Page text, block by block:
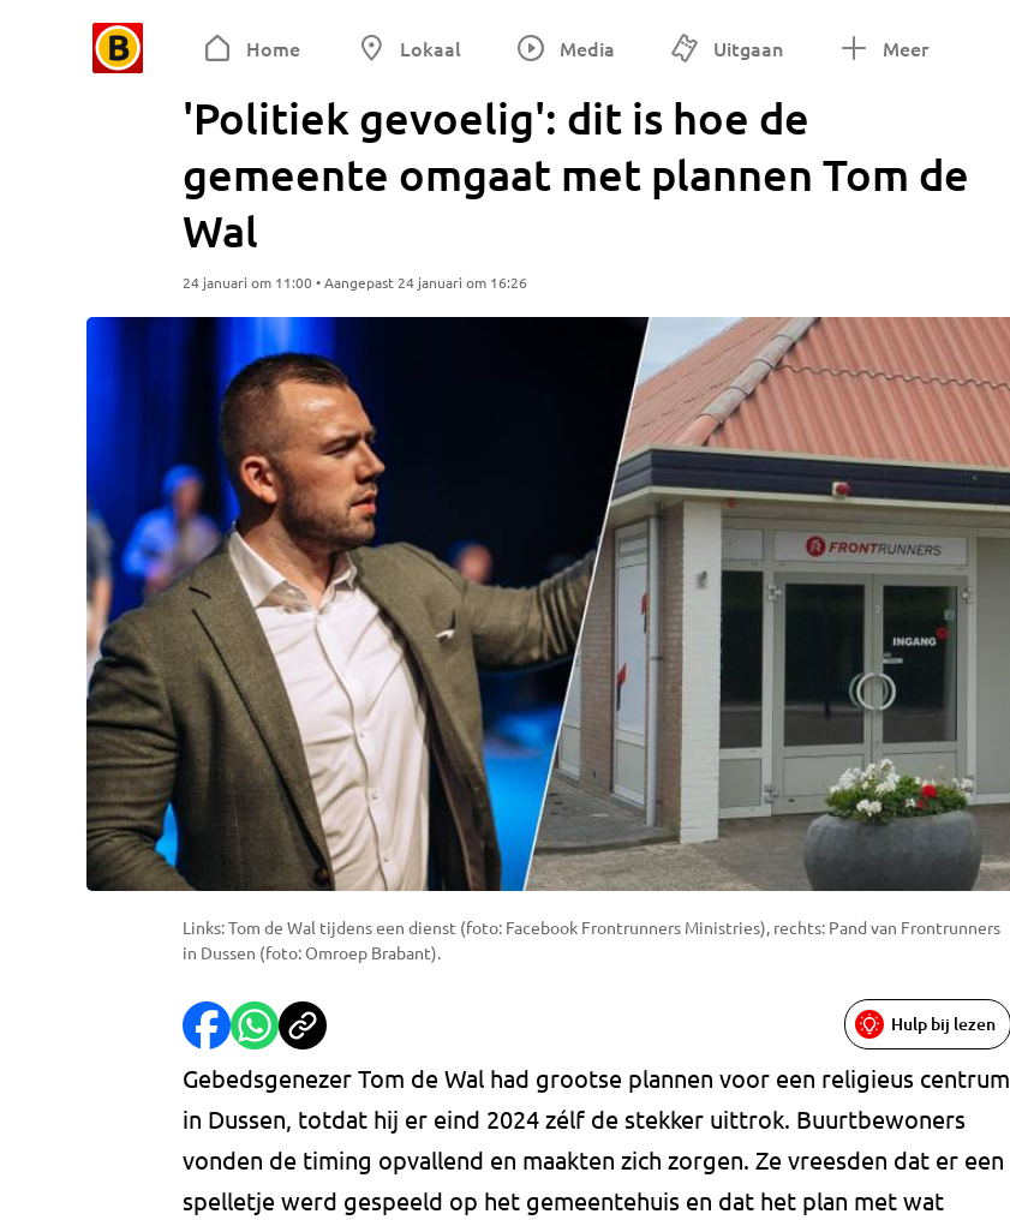
Home Lokaal Media Uitgaan Meer
'Politiek gevoelig': dit is hoe de
gemeente omgaat met plannen Tom de
Wal
24 januari om 11:00 • Aangepast 24 januari om 16:26
Links: Tom de Wal tijdens een dienst (foto: Facebook Frontrunners Ministries), rechts: Pand van Frontrunners
in Dussen (foto: Omroep Brabant).
Hulp bij lezen
Gebedsgenezer Tom de Wal had grootse plannen voor een religieus centrum
in Dussen, totdat hij er eind 2024 zélf de stekker uittrok. Buurtbewoners
vonden de timing opvallend en maakten zich zorgen. Ze vreesden dat er een
spelletje werd gespeeld op het gemeentehuis en dat het plan met wat